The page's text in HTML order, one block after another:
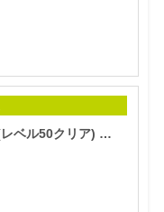
Block Puzzle - Gems Adventure (レベル50クリア) （Android）